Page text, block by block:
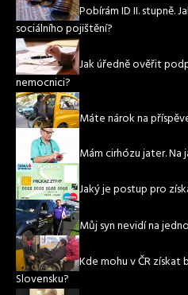
Pobírám ID II. stupně.
sociálního pojištění?
Jak úředně ověřit
nemocnici?
Máte nárok na
Mám cirhózu jater. Na
Jaký je postup pro
Můj syn nevidí na
Kde mohu v ČR
Slovensku?